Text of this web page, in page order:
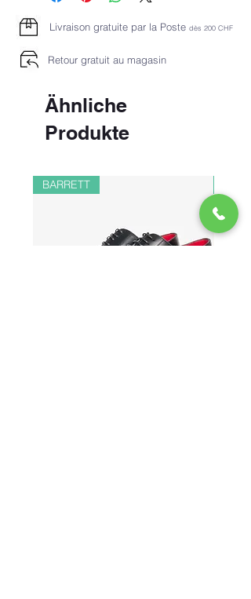
Livraison gratuite par la Poste dès 200 CHF
Retour gratuit au magasin
Ähnliche
Produkte
BARRETT